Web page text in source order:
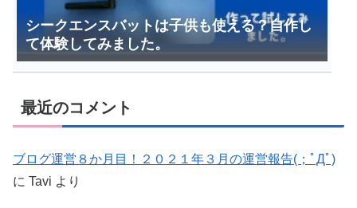
シークエンスバットは子供も使える？自作し
て体験してみました。
最近のコメント
ブログ運営８か月目！２０２１年３月の運営報告(；ﾟДﾟ)
に Tavi より